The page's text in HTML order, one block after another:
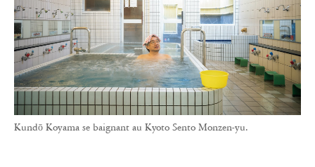
Kundō Koyama se baignant au Kyoto Sento Monzen-yu.